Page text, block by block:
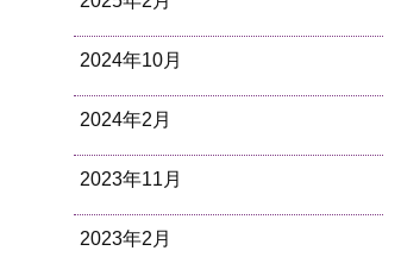
2024年10月
2024年2月
2023年11月
2023年2月